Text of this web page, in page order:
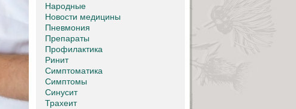
Народные
Новости медицины
Пневмония
Препараты
Профилактика
Ринит
Симптоматика
Симптомы
Синусит
Трахеит